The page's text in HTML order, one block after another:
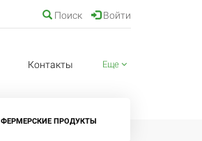
Поиск Войти
Контакты Еще
ФЕРМЕРСКИЕ ПРОДУКТЫ